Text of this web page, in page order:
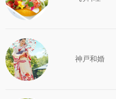
神戸和婚